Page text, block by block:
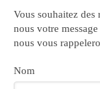
Vous souhaitez des
nous votre
nous vous
Nom